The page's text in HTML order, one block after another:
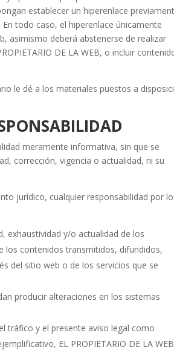
establecer un hiperenlace
todo caso, el hiperenlace únicamente
asimismo deberá abstenerse de realizar
DE LA WEB, o incluir
le dé a los materiales puestos a
meramente informativa, sin que se
corrección, vigencia o actualidad, ni su
jurídico, cualquier responsabilidad por
exhaustividad y/o actualidad de los
los contenidos transmitidos, difundidos,
del sitio web o de los servicios que se
producir alteraciones en los sistemas
tráfico y el presente aviso legal como
EL PROPIETARIO DE LA